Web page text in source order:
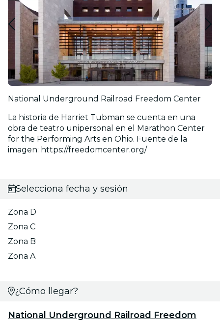
National Underground Railroad Freedom Center
La historia de Harriet Tubman se cuenta en una
obra de teatro unipersonal en el Marathon Center
for the Performing Arts en Ohio. Fuente de la
imagen: https://freedomcenter.org/
Selecciona fecha y sesión
Zona D
Zona C
Zona B
Zona A
¿Cómo llegar?
National Underground Railroad Freedom